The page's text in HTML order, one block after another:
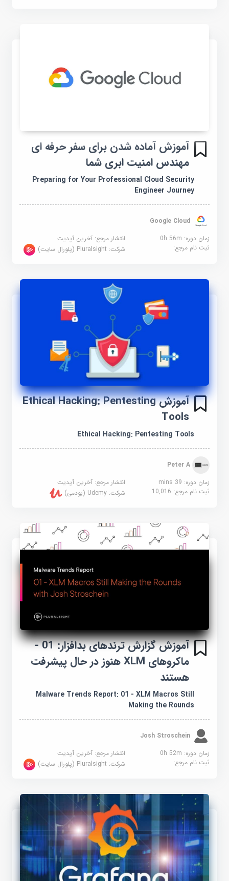
آموزش آماده شدن برای سفر حرفه ای
مهندس امنیت ابری شما
Preparing for Your Professional Cloud Security
Engineer Journey
Google Cloud
زمان دوره: 0h 56m
انتشار مرجع:آخرین آپدیت
ثبت نام مرجع:
شرکت:Pluralsight (پلورال سایت)
آموزش Ethical Hacking: Pentesting
Tools
Ethical Hacking: Pentesting Tools
Peter A
زمان دوره: 39 mins
انتشار مرجع:آخرین آپدیت
ثبت نام مرجع:10,016 شرکت:Udemy (یودمی)
آموزش گزارش ترندهای بدافزار: 01 -
ماکروهای XLM هنوز در حال پیشرفت
هستند
Malware Trends Report: 01 - XLM Macros Still
Making the Rounds
Josh Stroschein
زمان دوره: 0h 52m
انتشار مرجع:آخرین آپدیت
ثبت نام مرجع:
شرکت:Pluralsight (پلورال سایت)